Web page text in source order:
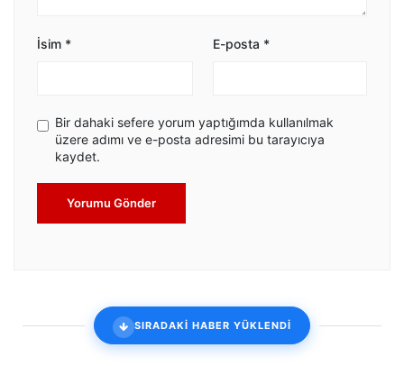
İsim * E-posta *
Bir dahaki sefere yorum yaptığımda kullanılmak
üzere adımı ve e-posta adresimi bu tarayıcıya
kaydet.
Yorumu Gönder
SIRADAKİ HABER YÜKLENDİ